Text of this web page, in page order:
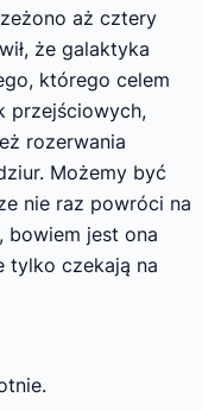
aż cztery
że galaktyka
którego celem
przejściowych,
rozerwania
Możemy być
nie raz powróci na
bowiem jest ona
tylko czekają na